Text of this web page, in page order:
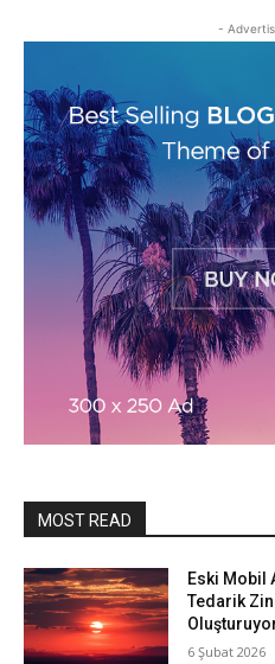
-
MOST READ
Eski Mobil
Tedarik
6 Şubat 2026